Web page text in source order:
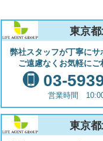
東京
弊社スタッフが丁寧にサ
ご遠慮なくお気軽にご
03-
営業時間
東京